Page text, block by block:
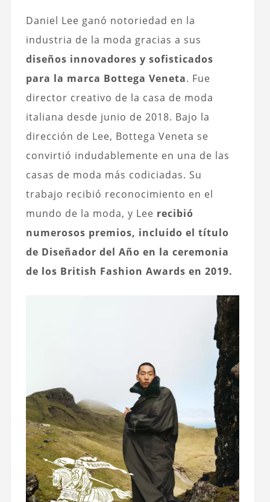
Daniel Lee ganó notoriedad en la
industria de la moda gracias a sus
diseños innovadores y sofisticados
para la marca Bottega Veneta. Fue
director creativo de la casa de moda
italiana desde junio de 2018. Bajo la
dirección de Lee, Bottega Veneta se
convirtió indudablemente en una de las
casas de moda más codiciadas. Su
trabajo recibió reconocimiento en el
mundo de la moda, y Lee recibió
numerosos premios, incluido el título
de Diseñador del Año en la ceremonia
de los British Fashion Awards en 2019.